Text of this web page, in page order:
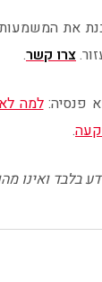
את המשמעות
צרו קשר.
פנסיה:למה
.
בלבד ואינו